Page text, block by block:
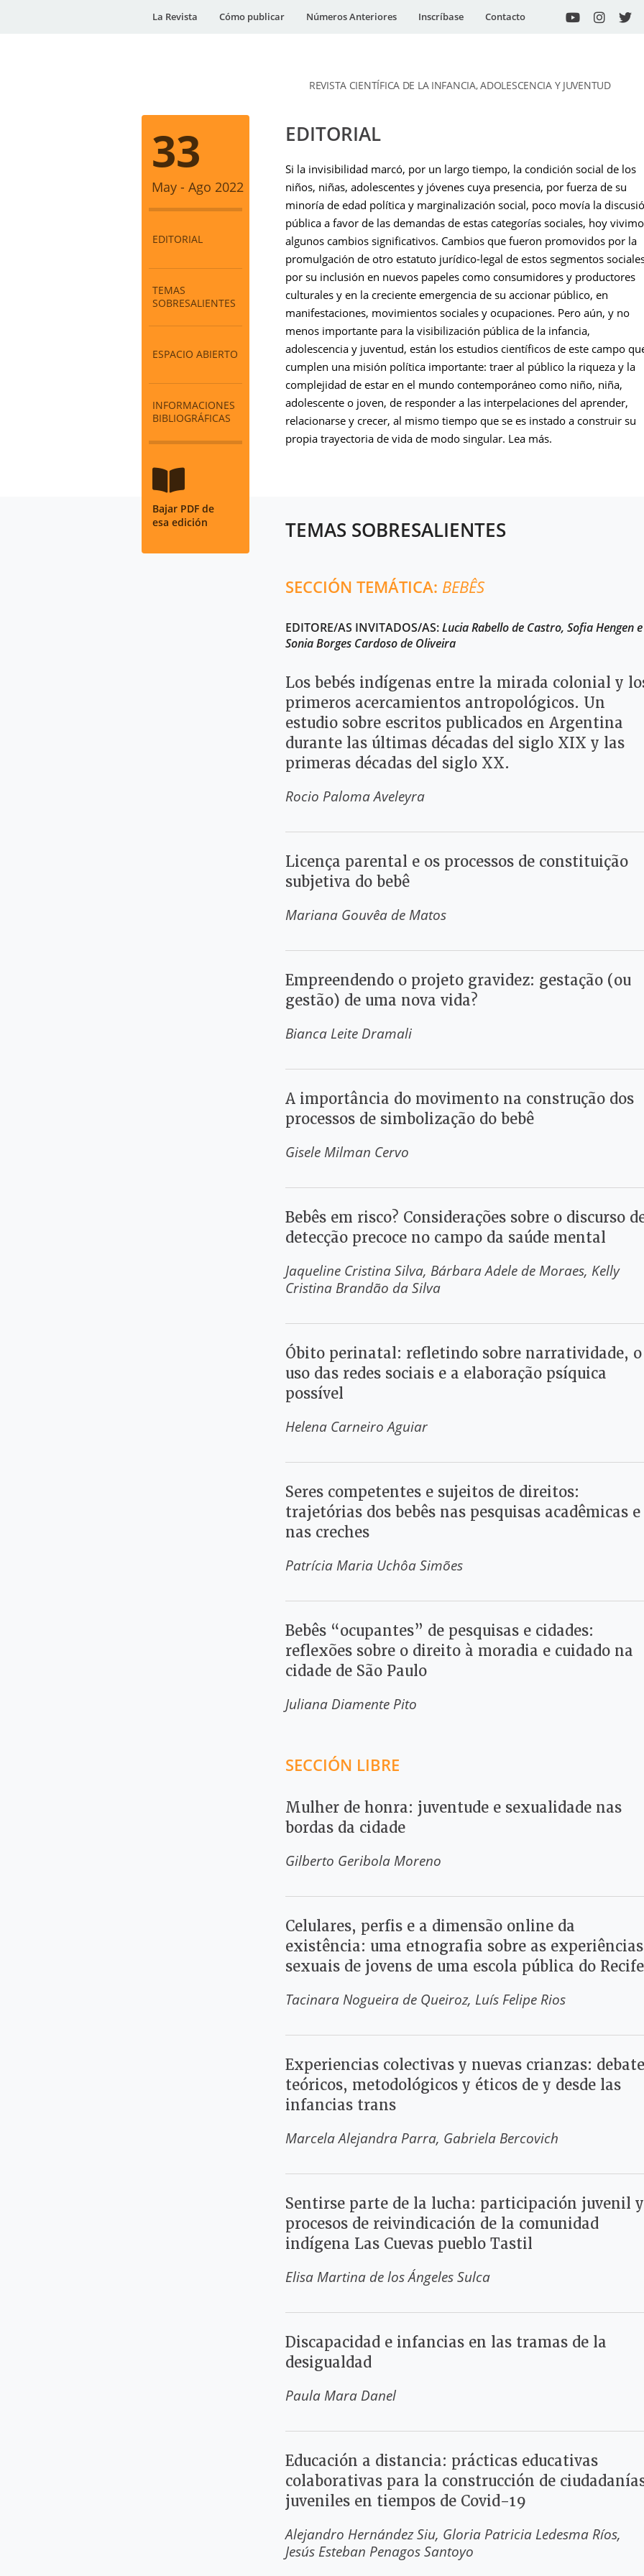
La Revista Cómo publicar Números Anteriores Inscríbase Contacto
REVISTA CIENTÍFICA DE LA INFANCIA, ADOLESCENCIA Y JUVENTUD
33
May - Ago 2022
EDITORIAL
TEMAS
SOBRESALIENTES
ESPACIO ABIERTO
INFORMACIONES
BIBLIOGRÁFICAS
Bajar PDF de
esa edición
EDITORIAL
Si la invisibilidad marcó, por un largo tiempo, la condición social de los
niños, niñas, adolescentes y jóvenes cuya presencia, por fuerza de su
minoría de edad política y marginalización social, poco movía la
pública a favor de las demandas de estas categorías sociales, hoy
algunos cambios significativos. Cambios que fueron promovidos por la
promulgación de otro estatuto jurídico-legal de estos segmentos
por su inclusión en nuevos papeles como consumidores y productores
culturales y en la creciente emergencia de su accionar público, en
manifestaciones, movimientos sociales y ocupaciones. Pero aún, y no
menos importante para la visibilización pública de la infancia,
adolescencia y juventud, están los estudios científicos de este campo
cumplen una misión política importante: traer al público la riqueza y la
complejidad de estar en el mundo contemporáneo como niño, niña,
adolescente o joven, de responder a las interpelaciones del aprender,
relacionarse y crecer, al mismo tiempo que se es instado a construir su
propia trayectoria de vida de modo singular. Lea más.
TEMAS SOBRESALIENTES
SECCIÓN TEMÁTICA: BEBÊS
EDITORE/AS INVITADOS/AS:Lucia Rabello de Castro, Sofia Hengen e
Sonia Borges Cardoso de Oliveira
Los bebés indígenas entre la mirada colonial y
primeros acercamientos antropológicos. Un
estudio sobre escritos publicados en Argentina
durante las últimas décadas del siglo XIX y las
primeras décadas del siglo XX.
Rocio Paloma Aveleyra
Licença parental e os processos de constituição
subjetiva do bebê
Mariana Gouvêa de Matos
Empreendendo o projeto gravidez: gestação (ou
gestão) de uma nova vida?
Bianca Leite Dramali
A importância do movimento na construção dos
processos de simbolização do bebê
Gisele Milman Cervo
Bebês em risco? Considerações sobre o discurso
detecção precoce no campo da saúde mental
Jaqueline Cristina Silva Bárbara Adele de Moraes Kelly
Cristina Brandão da Silva
Óbito perinatal: refletindo sobre narratividade, o
uso das redes sociais e a elaboração psíquica
possível
Helena Carneiro Aguiar
Seres competentes e sujeitos de direitos:
trajetórias dos bebês nas pesquisas acadêmicas e
nas creches
Patrícia Maria Uchôa Simões
Bebês “ocupantes” de pesquisas e cidades:
reflexões sobre o direito à moradia e cuidado na
cidade de São Paulo
Juliana Diamente Pito
SECCIÓN LIBRE
Mulher de honra: juventude e sexualidade nas
bordas da cidade
Gilberto Geribola Moreno
Celulares, perfis e a dimensão online da
existência: uma etnografia sobre as experiências
sexuais de jovens de uma escola pública do Recife
Tacinara Nogueira de Queiroz Luís Felipe Rios
Experiencias colectivas y nuevas crianzas:
teóricos, metodológicos y éticos de y desde las
infancias trans
Marcela Alejandra Parra Gabriela Bercovich
Sentirse parte de la lucha: participación juvenil y
procesos de reivindicación de la comunidad
indígena Las Cuevas pueblo Tastil
Elisa Martina de los Ángeles Sulca
Discapacidad e infancias en las tramas de la
desigualdad
Paula Mara Danel
Educación a distancia: prácticas educativas
colaborativas para la construcción de
juveniles en tiempos de Covid-19
Alejandro Hernández Siu Gloria Patricia Ledesma Ríos
Jesús Esteban Penagos Santoyo